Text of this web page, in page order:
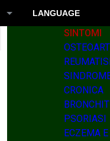
LANGUAGE
SINTOMI
CRONICA
PSORIASI
ECZEMA E